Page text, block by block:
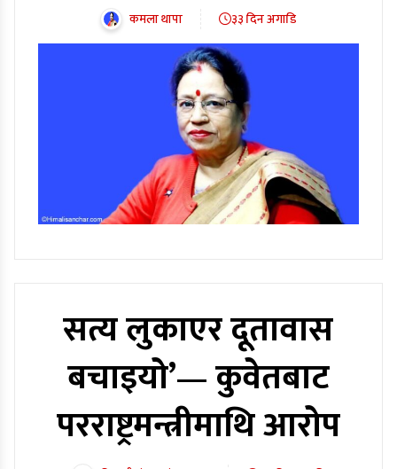
कमला थापा ३३ दिन अगाडि
सत्य लुकाएर दूतावास
बचाइयो’— कुवेतबाट
परराष्ट्रमन्त्रीमाथि आरोप